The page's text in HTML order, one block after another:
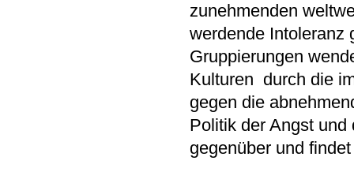
zunehmenden
werdende Intoleranz
Gruppierungen
Kulturen durch die
gegen die
Politik der Angst
gegenüber und